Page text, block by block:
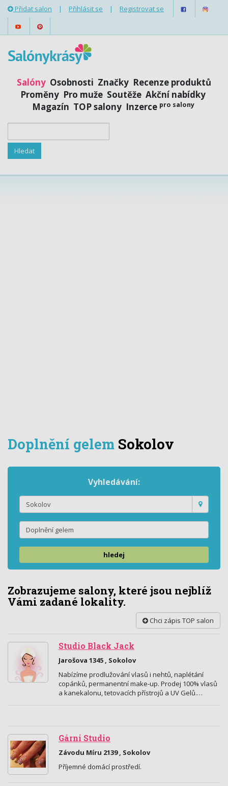
Přidat salon | Přihlásit se | Registrovat se
Salóny Osobnosti Značky Recenze produktů
Proměny Pro muže Soutěže Akční nabídky
Magazín TOP salony Inzerce pro salony
Doplnění gelem Sokolov
Vyhledávání:
hledej
Zobrazujeme salony, které jsou nejblíž
Vámi zadané lokality.
Chci zápis TOP salon
Studio Black Jack
Jarošova 1345 , Sokolov
Nabízíme prodlužování vlasů i nehtů, naplétání
copánků, permanentní make-up. Prodej 100% vlasů
a kanekalonu, tetovacích přístrojů a UV Gelů.…
Gárni Studio
Závodu Míru 2139 , Sokolov
Příjemné domácí prostředí.